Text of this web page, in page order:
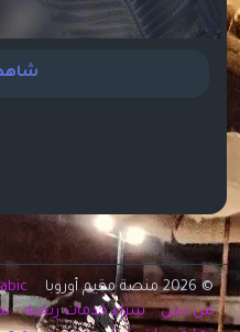
شاهد
© 2026 منصة مقيم أوروبا Ⓜ️
من نحن
شراء خدمات ربحية